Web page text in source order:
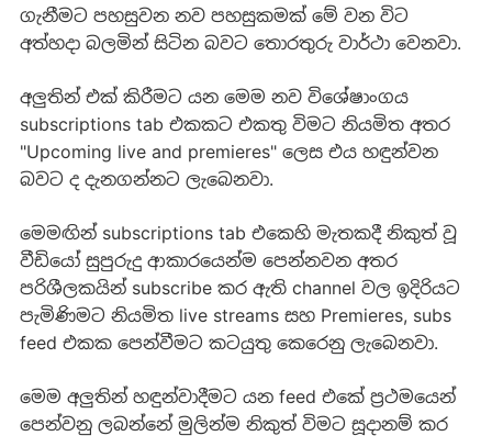
ගැනීමට පහසුවන නව පහසුකමක් මේ වන විට
අත්හදා බලමින් සිටින බවට තොරතුරු වාර්ථා වෙනවා.
අලුතින් එක් කිරීමට යන මෙම නව විශේෂාංගය
subscriptions tab එකකට එකතු විමට නියමිත අතර
"Upcoming live and premieres" ලෙස එය හඳුන්වන
බවට ද දැනගන්නට ලැබෙනවා.
මෙමඟින් subscriptions tab ‍එකෙහි මැතකදී නිකුත් වූ
වීඩියෝ සුපුරුදු ආකාරයෙන්ම පෙන්නවන අතර
පරිශීලකයින් subscribe කර ඇති channel වල ඉදිරියට
පැමිණිමට නියමිත live streams සහ Premieres, subs
feed එකක පෙන්වීමට කටයුතු කෙරෙනු ලැබෙනවා.
මෙම අලුතින් හඳුන්වාදීමට යන feed එකේ ප්‍රථමයෙන්
පෙන්වනු ලබන්නේ මුලින්ම නිකුත් විමට සූදානම් කර